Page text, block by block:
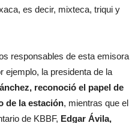
es decir, mixteca, triqui y
responsables de esta emisora
ejemplo, la presidenta de la
reconoció el papel de
de la estación, mientras que el
de KBBF, Edgar Ávila,